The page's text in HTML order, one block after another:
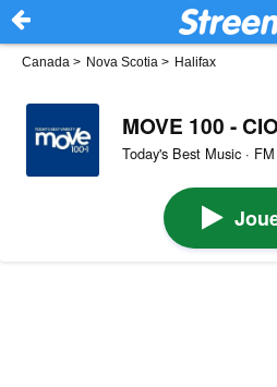
Canada > Nova Scotia > Halifax
MOVE 100 -
Today's Best Music · FM